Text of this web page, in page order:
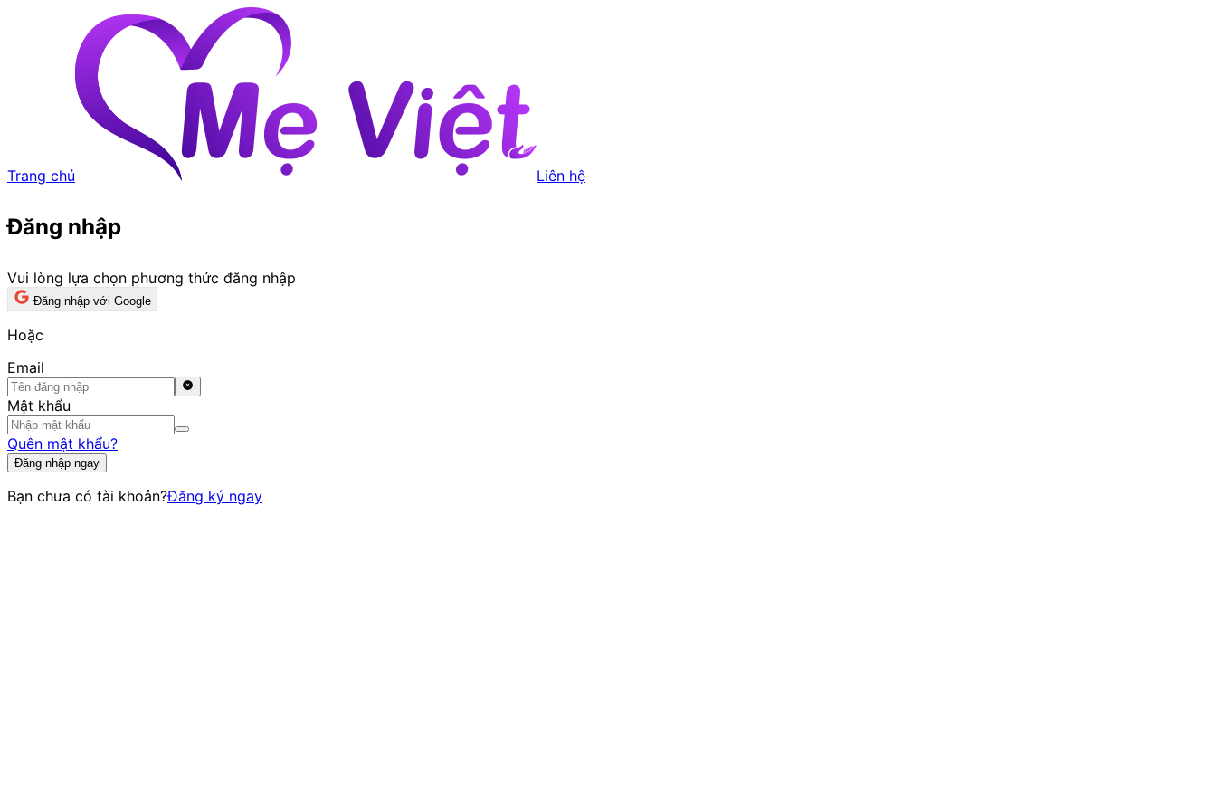
Trang chủ Liên hệ
Đăng nhập
Vui lòng lựa chọn phương thức đăng nhập
Đăng nhập với Google
Hoặc
Email
Mật khẩu
Quên mật khẩu?
Đăng nhập ngay
Bạn chưa có tài khoản?Đăng ký ngay